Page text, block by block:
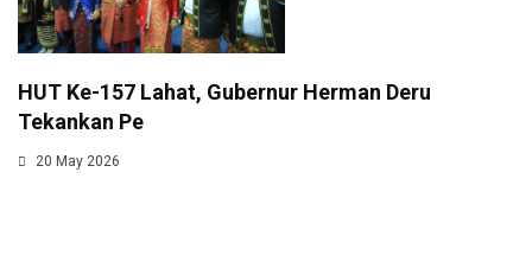
HUT Ke-157 Lahat, Gubernur Herman Deru
Tekankan Pe
20 May 2026